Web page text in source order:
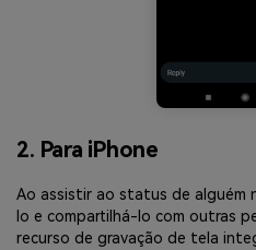
2. Para iPhone
Ao assistir ao status de alguém
lo e compartilhá-lo com outras
recurso de gravação de tela